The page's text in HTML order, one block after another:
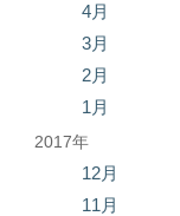
4月
3月
2月
1月
2017年
12月
11月